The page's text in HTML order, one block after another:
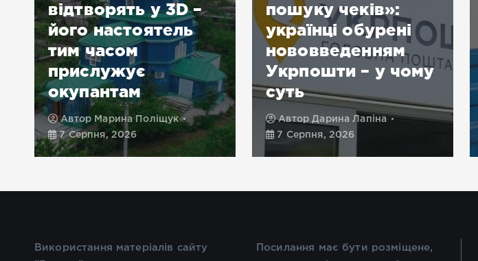
відтворять у 3D –
його настоятель
тим часом
прислужує
окупантам
Автор Марина Поліщук
7 Серпня, 2026
пошуку чеків»:
українці обурені
нововведенням
Укрпошти – у чому
суть
АвторДарина Лапіна
7 Серпня, 2026
Використання матеріалів сайту
Посилання має бути розміщене,